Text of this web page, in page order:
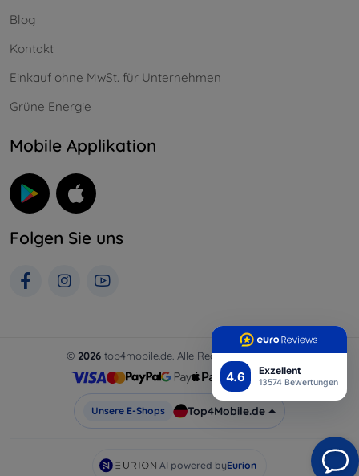
4.6 Exzellent
13574 Bewertungen
Blog
Kontakt
Einkauf ohne MwSt. für Unternehmen
Grüne Energie
Mobile Applikation
Folgen Sie uns
© 2026 top4mobile.de. Alle Rechte vorbehalten.
Unsere E-Shops Top4Mobile.de
AI powered byEurion